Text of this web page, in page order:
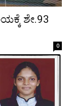
ಶೇ.93
0